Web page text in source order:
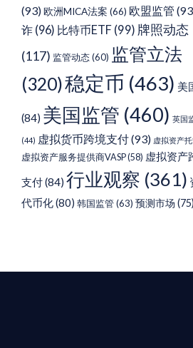
(93)欧洲MICA法案 (66) 欧盟监管
诈 (96) 比特币ETF (99) 牌照动态
(117) 监管动态(60) 监管立法
(320)稳定币 (463) 美
(84) 美国监管 (460) 英国
(44) 虚拟货币跨境支付(93) 虚拟资产
虚拟资产服务提供商VASP(58) 虚拟资产
支付(84) 行业观察 (361)
代币化(80) 韩国监管(63) 预测市场 (75)